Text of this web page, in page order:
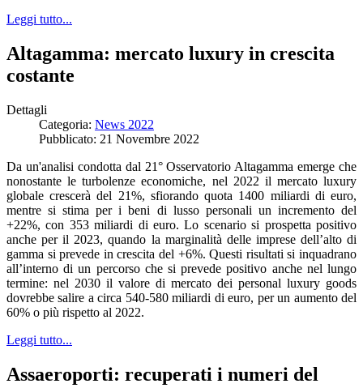
Leggi tutto...
Altagamma: mercato luxury in crescita
costante
Dettagli
Categoria: News 2022
Pubblicato: 21 Novembre 2022
Da un'analisi condotta dal 21° Osservatorio Altagamma emerge che
nonostante le turbolenze economiche, nel 2022 il mercato luxury
globale crescerà del 21%, sfiorando quota 1400 miliardi di euro,
mentre si stima per i beni di lusso personali un incremento del
+22%, con 353 miliardi di euro. Lo scenario si prospetta positivo
anche per il 2023, quando la marginalità delle imprese dell’alto di
gamma si prevede in crescita del +6%. Questi risultati si inquadrano
all’interno di un percorso che si prevede positivo anche nel lungo
termine: nel 2030 il valore di mercato dei personal luxury goods
dovrebbe salire a circa 540-580 miliardi di euro, per un aumento del
60% o più rispetto al 2022.
Leggi tutto...
Assaeroporti: recuperati i numeri del